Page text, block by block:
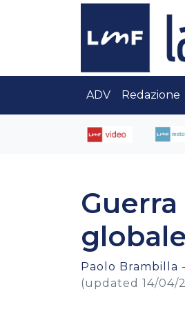
ADV Redazione
Paolo Brambilla
(updated 14/04/